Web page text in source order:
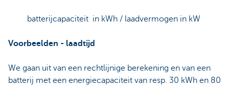
batterijcapaciteit in kWh / laadvermogen in kW
Voorbeelden - laadtijd
We gaan uit van een rechtlijnige berekening en van een
batterij met een energiecapaciteit van resp. 30 kWh en 80